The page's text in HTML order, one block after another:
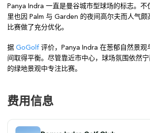
Panya Indra 一直是曼谷城市型球场的标志。不
里也因 Palm 与 Garden 的夜间高尔夫而人气颇
比赛做了充分优化。
据 GoGolf 评价，Panya Indra 在葱郁自然景观
间取得平衡。尽管靠近市中心，球场氛围依然
的绿地景观中专注比赛。
费用信息